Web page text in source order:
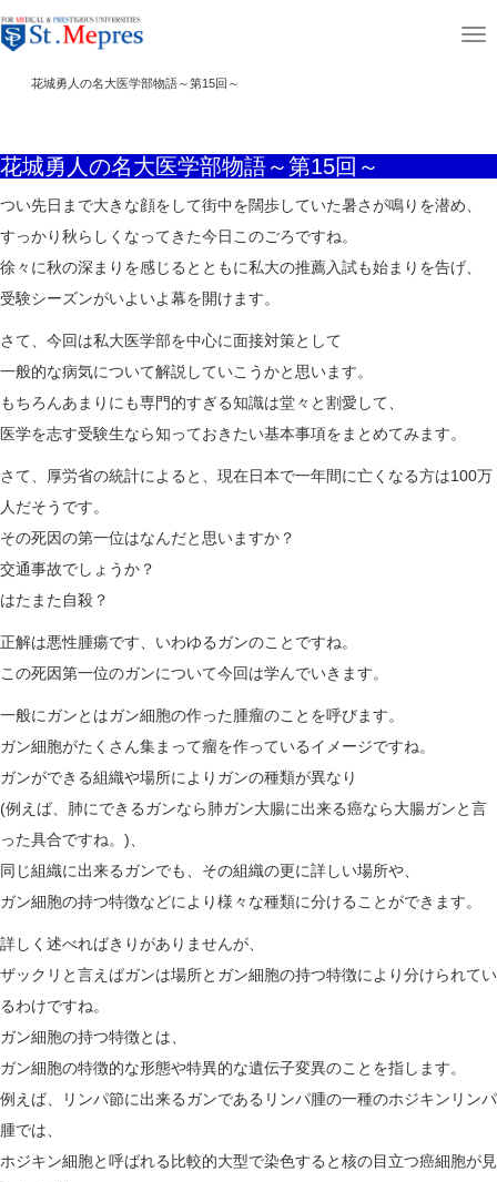
T
o
aaaaaaaaaa
講師コラム
花城勇人の名大医学部物語～第15回～
花城勇人の名大医学部物語～第15回～
つい先日まで大きな顔をして街中を闊歩していた暑さが鳴りを潜め、
すっかり秋らしくなってきた今日このごろですね。
徐々に秋の深まりを感じるとともに私大の推薦入試も始まりを告げ、
受験シーズンがいよいよ幕を開けます。
さて、今回は私大医学部を中心に面接対策として
一般的な病気について解説していこうかと思います。
もちろんあまりにも専門的すぎる知識は堂々と割愛して、
医学を志す受験生なら知っておきたい基本事項をまとめてみます。
さて、厚労省の統計によると、現在日本で一年間に亡くなる方は100万
人だそうです。
その死因の第一位はなんだと思いますか？
交通事故でしょうか？
はたまた自殺？
正解は悪性腫瘍です、いわゆるガンのことですね。
この死因第一位のガンについて今回は学んでいきます。
一般にガンとはガン細胞の作った腫瘤のことを呼びます。
ガン細胞がたくさん集まって瘤を作っているイメージですね。
ガンができる組織や場所によりガンの種類が異なり
(例えば、肺にできるガンなら肺ガン大腸に出来る癌なら大腸ガンと言
った具合ですね。)、
同じ組織に出来るガンでも、その組織の更に詳しい場所や、
ガン細胞の持つ特徴などにより様々な種類に分けることができます。
詳しく述べればきりがありませんが、
ザックリと言えばガンは場所とガン細胞の持つ特徴により分けられてい
るわけですね。
ガン細胞の持つ特徴とは、
ガン細胞の特徴的な形態や特異的な遺伝子変異のことを指します。
例えば、リンパ節に出来るガンであるリンパ腫の一種のホジキンリンパ
腫では、
ホジキン細胞と呼ばれる比較的大型で染色すると核の目立つ癌細胞が見